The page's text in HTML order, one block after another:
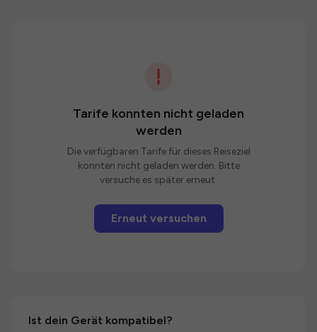
Tarife konnten nicht geladen
werden
Die verfügbaren Tarife für dieses Reiseziel
konnten nicht geladen werden. Bitte
versuche es später erneut.
Erneut versuchen
Ist dein Gerät kompatibel?